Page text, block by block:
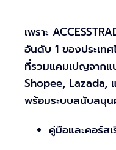
เพราะ
อันดับ 1 ของประเทศ
ที่รวมแคมเปญจาก
Shopee, Lazada,
พร้อมระบบสนับสนุน
คู่มือและคอร์ส